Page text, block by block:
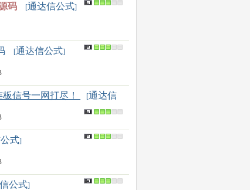
码 [通达信公式]
[通达信公式]
信号一网打尽！ [通达信
式]
公式]